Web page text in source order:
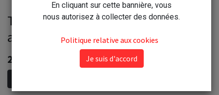
Tézier graine Carotte Nantaise
améliorée3 1*
2,20
En cliquant sur cette bannière, vous
nous autorisez à collecter des données.
Politique relative aux cookies
Je suis d'accord